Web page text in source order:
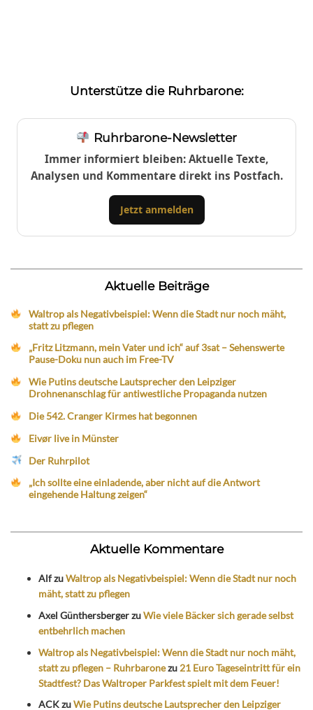
Unterstütze die Ruhrbarone:
Ruhrbarone-Newsletter
Immer informiert bleiben: Aktuelle Texte,
Analysen und Kommentare direkt ins Postfach.
Jetzt anmelden
Aktuelle Beiträge
Waltrop als Negativbeispiel: Wenn die Stadt nur noch mäht,
statt zu pflegen
„Fritz Litzmann, mein Vater und ich“ auf 3sat – Sehenswerte
Pause-Doku nun auch im Free-TV
Wie Putins deutsche Lautsprecher den Leipziger
Drohnenanschlag für antiwestliche Propaganda nutzen
Die 542. Cranger Kirmes hat begonnen
Eivør live in Münster
Der Ruhrpilot
„Ich sollte eine einladende, aber nicht auf die Antwort
eingehende Haltung zeigen“
Aktuelle Kommentare
AlfzuWaltrop als Negativbeispiel: Wenn die Stadt nur noch
mäht, statt zu pflegen
Axel GünthersbergerzuWie viele Bäcker sich gerade selbst
entbehrlich machen
Waltrop als Negativbeispiel: Wenn die Stadt nur noch mäht,
statt zu pflegen – Ruhrbaronezu 21 Euro Tageseintritt für ein
Stadtfest? Das Waltroper Parkfest spielt mit dem Feuer!
ACKzuWie Putins deutsche Lautsprecher den Leipziger